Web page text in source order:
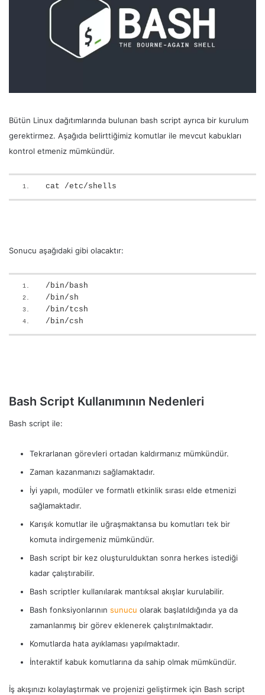
Bütün Linux dağıtımlarında bulunan bash script ayrıca bir kurulum
gerektirmez. Aşağıda belirttiğimiz komutlar ile mevcut kabukları
kontrol etmeniz mümkündür.
cat /etc/shells
Sonucu aşağıdaki gibi olacaktır:
/bin/bash
/bin/sh
/bin/tcsh
/bin/csh
Bash Script Kullanımının Nedenleri
Bash script ile:
Tekrarlanan görevleri ortadan kaldırmanız mümkündür.
Zaman kazanmanızı sağlamaktadır.
İyi yapılı, modüler ve formatlı etkinlik sırası elde etmenizi
sağlamaktadır.
Karışık komutlar ile uğraşmaktansa bu komutları tek bir
komuta indirgemeniz mümkündür.
Bash script bir kez oluşturulduktan sonra herkes istediği
kadar çalıştırabilir.
Bash scriptler kullanılarak mantıksal akışlar kurulabilir.
Bash fonksiyonlarının sunucu olarak başlatıldığında ya da
zamanlanmış bir görev eklenerek çalıştırılmaktadır.
Komutlarda hata ayıklaması yapılmaktadır.
İnteraktif kabuk komutlarına da sahip olmak mümkündür.
İş akışınızı kolaylaştırmak ve projenizi geliştirmek için Bash script